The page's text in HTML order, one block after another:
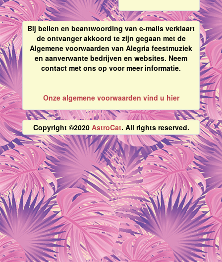
Bij bellen en beantwoording van e-mails verklaart
de ontvanger akkoord te zijn gegaan met de
Algemene voorwaarden van Alegria feestmuziek
en aanverwante bedrijven en websites. Neem
contact met ons op voor meer informatie.
Onze algemene voorwaarden vind u hier
Copyright ©2020 AstroCat. All rights reserved.